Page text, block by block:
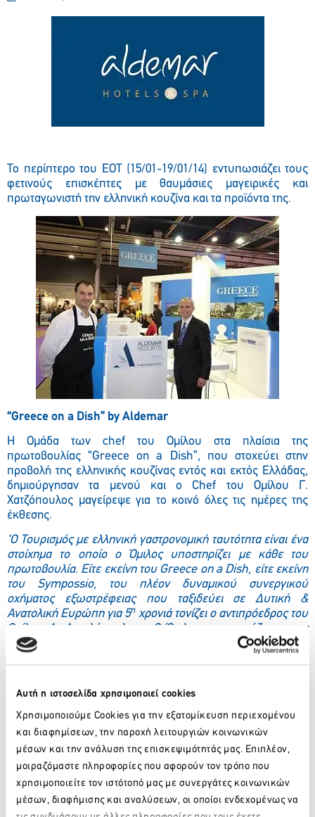
Αυτή η ιστοσελίδα χρησιμοποιεί cookies
Χρησιμοποιούμε Cookies για την εξατομίκευση περιεχομένου
και διαφημίσεων, την παροχή λειτουργιών κοινωνικών
μέσων και την ανάλυση της επισκεψιμότητάς μας. Επιπλέον,
μοιραζόμαστε πληροφορίες που αφορούν τον τρόπο που
χρησιμοποιείτε τον ιστότοπό μας με συνεργάτες κοινωνικών
μέσων, διαφήμισης και αναλύσεων, οι οποίοι ενδεχομένως να
Το περίπτερο του ΕΟΤ (15/01-19/01/14) εντυπωσιάζει τους
φετινούς επισκέπτες με θαυμάσιες μαγειρικές και
πρωταγωνιστή την ελληνική κουζίνα και τα προϊόντα της.
“Greece on a Dish” by Aldemar
Η Ομάδα των chef του Ομίλου στα πλαίσια της
πρωτοβουλίας “Greece on a Dish”, που στοχεύει στην
προβολή της ελληνικής κουζίνας εντός και εκτός Ελλάδας,
δημιούργησαν τα μενού και ο Chef του Ομίλου Γ.
Χατζόπουλος μαγείρεψε για το κοινό όλες τις ημέρες της
έκθεσης.
‘Ο Τουρισμός με ελληνική γαστρονομική ταυτότητα είναι ένα
στοίχημα το οποίο ο Όμιλος υποστηρίζει με κάθε του
πρωτοβουλία. Είτε εκείνη του Greece on a Dish, είτε εκείνη
του Sympossio, του πλέον δυναμικού συνεργικού
οχήματος εξωστρέφειας που ταξιδεύει σε Δυτική &
Ανατολική Ευρώπη για 5ηχρονιά τονίζει ο αντιπρόεδρος του
Ομίλου Α. Αγγελόπουλος . Ο Όμιλος , εγκαινιάζει με την
έκθεση Vakantiebeurs μία σειρά εξωστρεφών και
συνεργικών πρωτοβουλιών για το 2014 με το βλέμμα
της. Ευχαριστούμε και συγχαίρουμε
εξωστρέφεια , τη συνεργική φιλοσοφία και θετική εικόνα
της Ελλάδας την οποία εκπέμπει σε κάθε δημόσια
διοργάνωση στο διεθνές κοινό».